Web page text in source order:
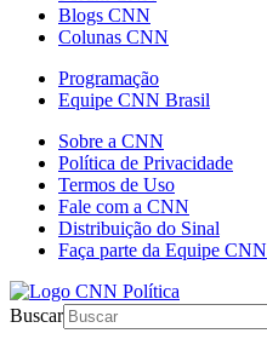
Blogs CNN
Colunas CNN
Programação
Equipe CNN Brasil
Sobre a CNN
Política de Privacidade
Termos de Uso
Fale com a CNN
Distribuição do Sinal
Faça parte da Equipe CNN
Buscar